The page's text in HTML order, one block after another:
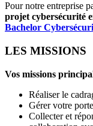
Pour notre entreprise
projet cybersécurité
Bachelor
LES MISSIONS
Vos missions
Réaliser le
Gérer votre
Collecter et